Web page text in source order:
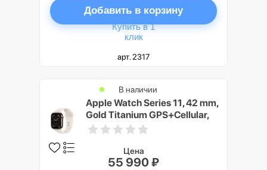
Добавить в корзину
Купить в 1
клик
арт. 2317
Apple Watch Series 11, 42 mm,
Gold Titanium GPS+Cellular,
Starlight Sport Band M/L
В наличии
Цена
55 990 ₽